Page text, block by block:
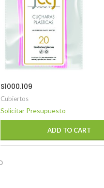
S1000.109
Cubiertos
Solicitar Presupuesto
ADD TO CART